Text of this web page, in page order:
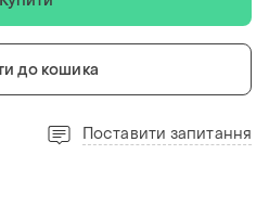
до кошика
Поставити запитання